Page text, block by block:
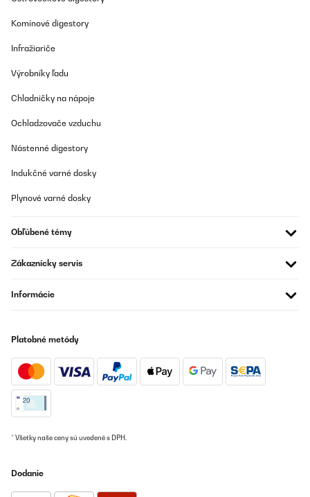
Komínové digestory
Infražiariče
Výrobníky ľadu
Chladničky na nápoje
Ochladzovače vzduchu
Nástenné digestory
Indukčné varné dosky
Plynové varné dosky
Obľúbené témy
Zákaznícky servis
Informácie
Platobné metódy
* Všetky naše ceny sú uvedené s DPH.
Dodanie